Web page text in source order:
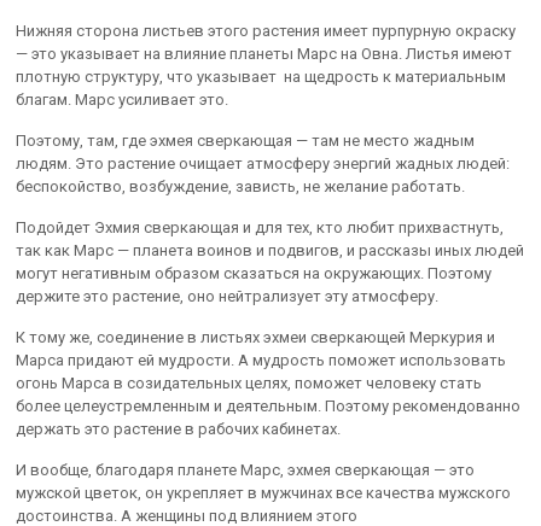
Нижняя сторона листьев этого растения имеет пурпурную окраску
— это указывает на влияние планеты Марс на Овна. Листья имеют
плотную структуру, что указывает на щедрость к материальным
благам. Марс усиливает это.
Поэтому, там, где эхмея сверкающая — там не место жадным
людям. Это растение очищает атмосферу энергий жадных людей:
беспокойство, возбуждение, зависть, не желание работать.
Подойдет Эхмия сверкающая и для тех, кто любит прихвастнуть,
так как Марс — планета воинов и подвигов, и рассказы иных людей
могут негативным образом сказаться на окружающих. Поэтому
держите это растение, оно нейтрализует эту атмосферу.
К тому же, соединение в листьях эхмеи сверкающей Меркурия и
Марса придают ей мудрости. А мудрость поможет использовать
огонь Марса в созидательных целях, поможет человеку стать
более целеустремленным и деятельным. Поэтому рекомендованно
держать это растение в рабочих кабинетах.
И вообще, благодаря планете Марс, эхмея сверкающая — это
мужской цветок, он укрепляет в мужчинах все качества мужского
достоинства. А женщины под влиянием этого